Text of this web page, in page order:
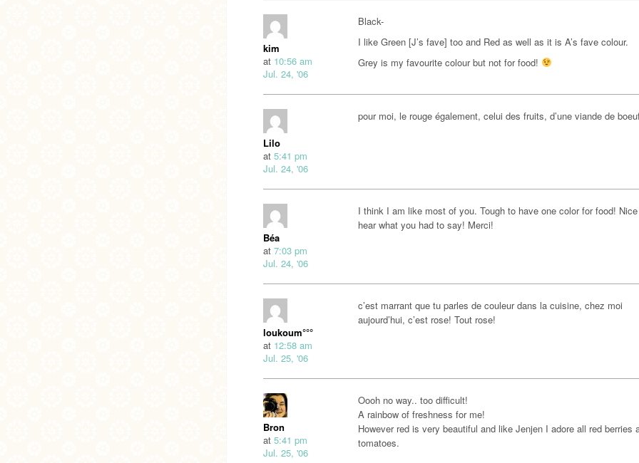
kim
at 10:56 am
Jul. 24, '06
Black-
I like Green [J’s fave] too and Red as well as it is A’s fave colour.
Grey is my favourite colour but not for food!
Lilo
at 5:41 pm
Jul. 24, '06
pour moi, le rouge également, celui des fruits, d’une viande de
Béa
at 7:03 pm
Jul. 24, '06
I think I am like most of you. Tough to have one color for food!
hear what you had to say! Merci!
loukoum°°°
at 12:58 am
Jul. 25, '06
c’est marrant que tu parles de couleur dans la cuisine, chez moi
aujourd’hui, c’est rose! Tout rose!
Bron
at 5:41 pm
Jul. 25, '06
Oooh no way.. too difficult!
A rainbow of freshness for me!
However red is very beautiful and like Jenjen I adore all red berries
tomatoes.